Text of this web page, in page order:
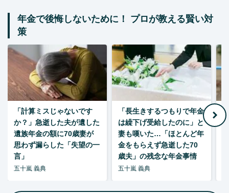
年金で後悔しないために！ プロが教える賢い対
策
「計算ミスじゃないです
か？」急逝した夫が遺した
遺族年金の額に70歳妻が
思わず漏らした「失望の一
言」
五十嵐 義典
「長生きするつもりで年金
は繰下げ受給したのに」と
妻も嘆いた…「ほとんど年
金をもらえず急逝した70
歳夫」の残念な年金事情
五十嵐 義典